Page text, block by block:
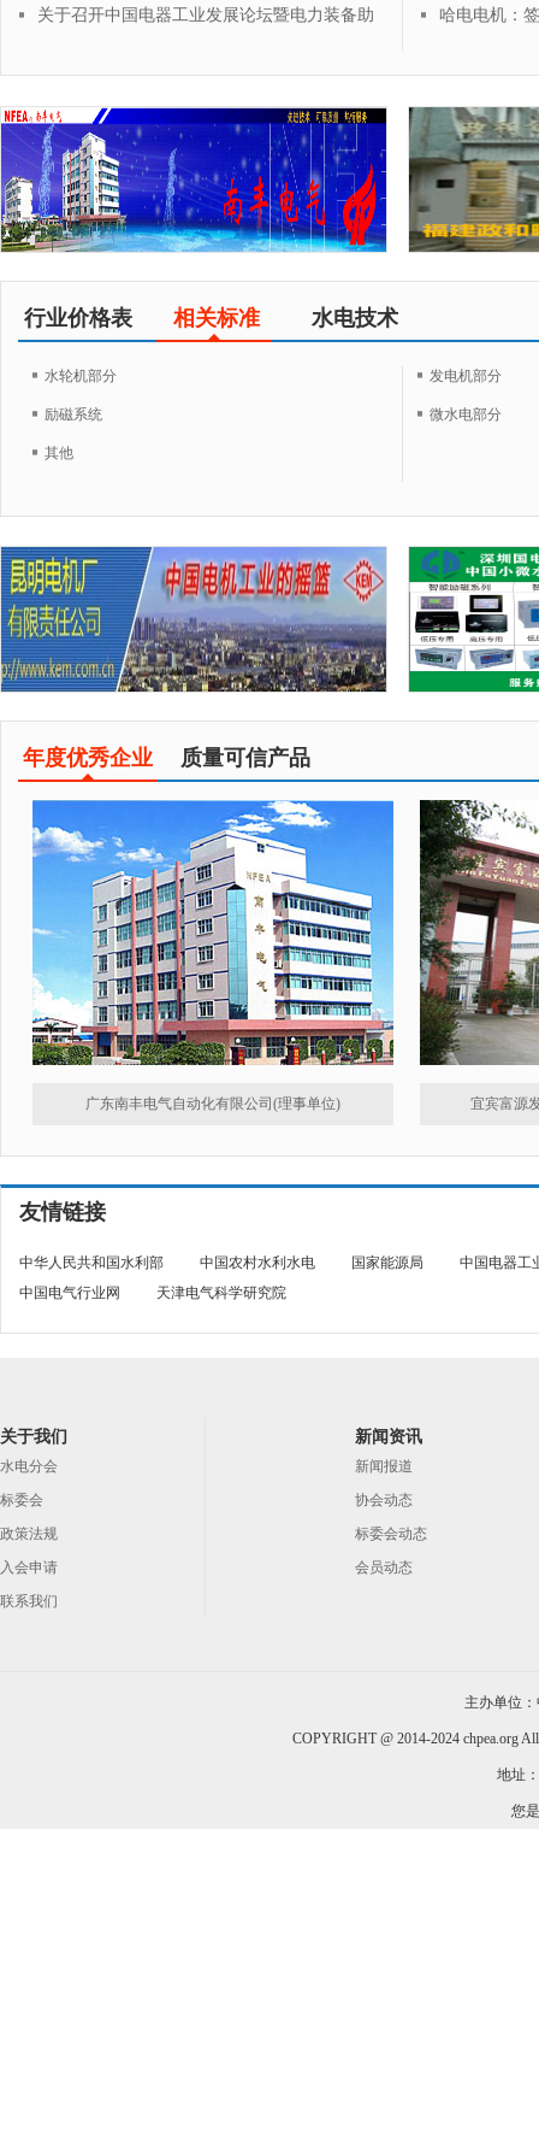
网站悬浮框查询了
关于召开中国电器工业发展论坛暨电力装备助 水轮机投入运行
哈电电机：
行业价格表 相关标准 水电技术
水轮机部分 发电机部分
励磁系统 微水电部分
其他
年度优秀企业 质量可信产品
广东南丰电气自动化有限公司(理事单位) 宜宾富源
友情链接
中华人民共和国水利部 中国农村水利水电 国家能源局
中国电器工
中国电气行业网
天津电气科学研究院
关于我们
水电分会
标委会
政策法规
入会申请
联系我们
新闻资讯
新闻报道
协会动态
标委会动态
会员动态
主办单位
COPYRIGHT @ 2014-2024 chpea.org
地址
您